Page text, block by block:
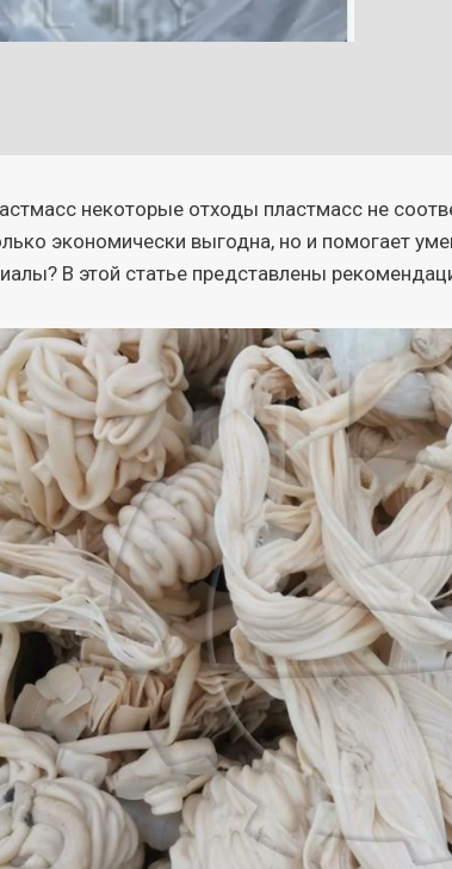
некоторые отходы пластмасс не
экономически выгодна, но и помогает
В этой статье представлены